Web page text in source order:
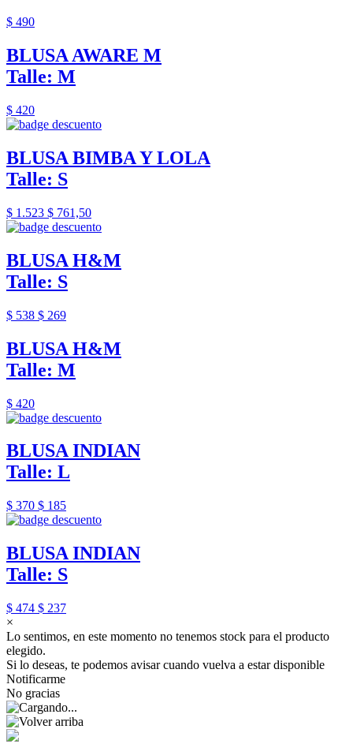
$ 490
BLUSA AWARE M
Talle: M
$ 420
BLUSA BIMBA Y LOLA
Talle: S
$ 1.523 $ 761,50
BLUSA H&M
Talle: S
$ 538 $ 269
BLUSA H&M
Talle: M
$ 420
BLUSA INDIAN
Talle: L
$ 370 $ 185
BLUSA INDIAN
Talle: S
$ 474 $ 237
×
Lo sentimos, en este momento no tenemos stock para el producto
elegido.
Si lo deseas, te podemos avisar cuando vuelva a estar disponible
Notificarme
No gracias